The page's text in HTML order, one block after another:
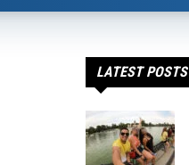
LATEST POSTS